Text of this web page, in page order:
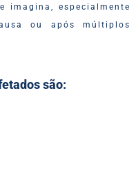
imagina, especialmente
ou após múltiplos
são: